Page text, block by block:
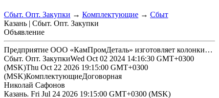
Сбыт. Опт. Закупки → Комплектующие → Сбыт
Казань | Сбыт. Опт. Закупки
Объявление
Предприятие ООО «КамПромДеталь» изготовляет колонки…
Сбыт. Опт. ЗакупкиWed Oct 02 2024 14:16:30 GMT+0300
(MSK)Thu Oct 22 2026 19:15:00 GMT+0300
(MSK)КомплектующиеДоговорная
Николай Сафонов
Казань. Fri Jul 24 2026 19:15:00 GMT+0300 (MSK)